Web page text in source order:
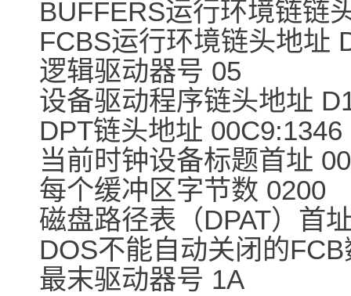
BUFFERS运行环境链链
FCBS运行环境链头地址
逻辑驱动器号 05
设备驱动程序链头地址
DPT链头地址 00C9:1346
当前时钟设备标题首址
每个缓冲区字节数 0200
磁盘路径表（DPAT）首
DOS不能自动关闭的
最末驱动器号 1A